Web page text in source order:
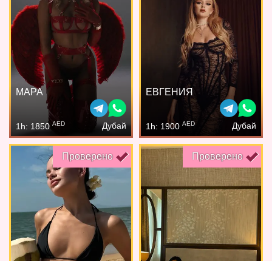
МАРА
1h: 1850 AED Дубай
ЕВГЕНИЯ
1h: 1900 AED Дубай
Проверено Проверено